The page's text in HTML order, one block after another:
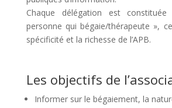
Chaque délégation est
personne qui bégaie/thérapeute »,
spécificité et la richesse de l’APB.
Les objectifs de
Informer sur le bégaiement, la